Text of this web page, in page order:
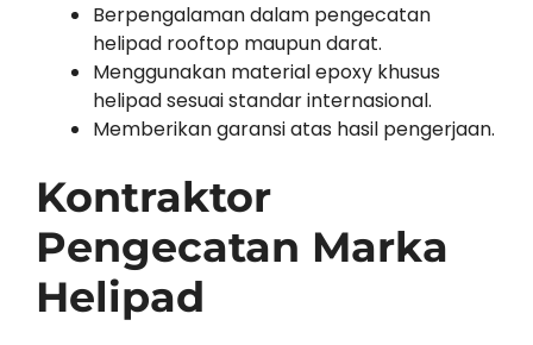
Berpengalaman dalam pengecatan
helipad rooftop maupun darat.
Menggunakan material epoxy khusus
helipad sesuai standar internasional.
Memberikan garansi atas hasil pengerjaan.
Kontraktor
Pengecatan Marka
Helipad